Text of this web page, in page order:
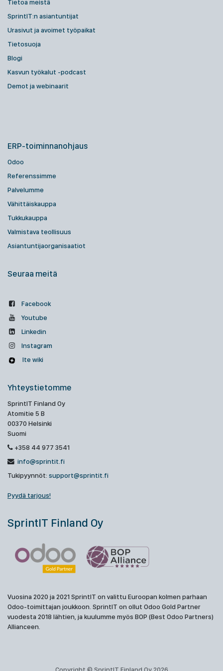
Tietoa meistä
SprintIT:n asiantuntijat
Urasivut ja avoimet työpaikat
Tietosuoja
Blogi
Kasvun työkalut -podcast
Demot ja webinaarit
ERP-toiminnanohjaus
Odoo
Referenssimme
Palvelumme
Vähittäiskauppa
Tukkukauppa
Valmistava teollisuus
Asiantuntijaorganisaatiot
Seuraa meitä
Facebook
Youtube
Linkedin
Instagram
Ite wiki
Yhteystietomme
SprintIT Finland Oy
Atomitie 5 B
00370 Helsinki
Suomi
+358 44 977 3541
info@sprintit.fi
Tukipyynnöt: support@sprintit.fi
Pyydä tarjous!
SprintIT Finland Oy
Vuosina 2020 ja 2021 SprintIT on valittu Euroopan kolmen parhaan
Odoo-toimittajan joukkoon. SprintIT on ollut Odoo Gold Partner
vuodesta 2018 lähtien, ja kuulumme myös BOP (Best Odoo Partners)
Allianceen.
Copyright © SprintIT Finland Oy 2026